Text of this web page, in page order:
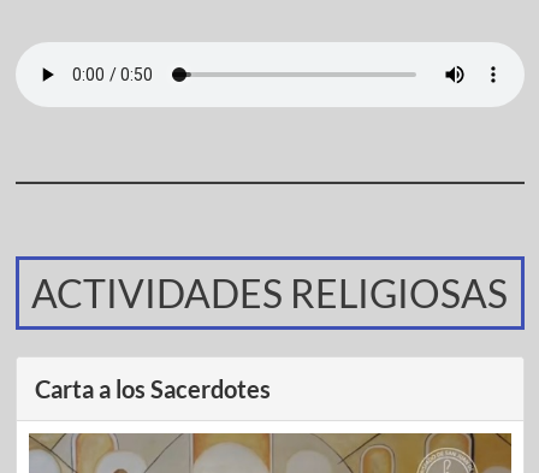
ACTIVIDADES RELIGIOSAS
Carta a los Sacerdotes